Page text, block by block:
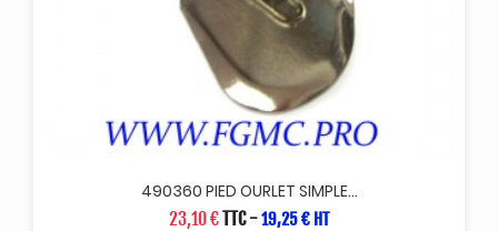
490360 PIED OURLET SIMPLE...
23,10 €TTC-19,25 € HT